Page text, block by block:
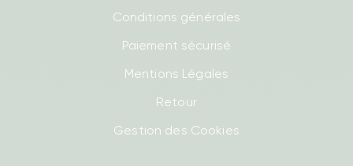
Conditions générales
Paiement sécurisé
Mentions Légales
Retour
Gestion des Cookies